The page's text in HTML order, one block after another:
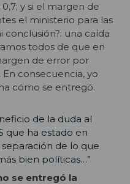
0,7; y si el margen de
el ministerio para las
conclusión?: una caída
todos de que en
de error por
En consecuencia, yo
cómo se entregó.
de la duda al
que ha estado en
de lo que
bien políticas…”
se entregó la